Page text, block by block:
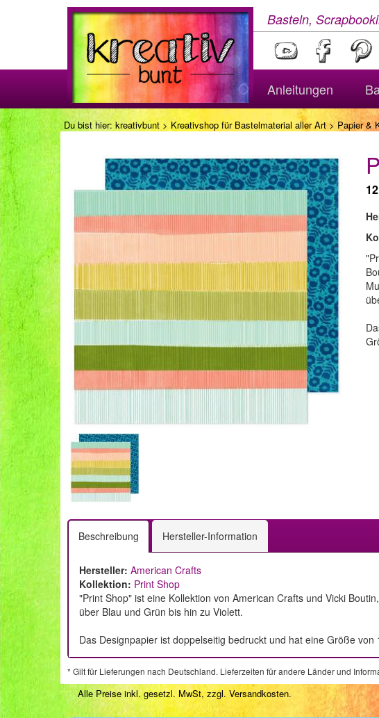
Basteln,
Anleitungen
Du bist hier: kreativbunt > Kreativshop für Bastelmaterial aller Art> Papier &
Beschreibung Hersteller-Information
Hersteller: American Crafts
Kollektion: Print Shop
"Print Shop" ist eine Kollektion von American Crafts und Vicki
über Blau und Grün bis hin zu Violett.
Das Designpapier ist doppelseitig bedruckt und hat eine Größe
* Gilt für Lieferungen nach Deutschland. Lieferzeiten für andere Länder und
Alle Preise inkl. gesetzl. MwSt, zzgl. Versandkosten.